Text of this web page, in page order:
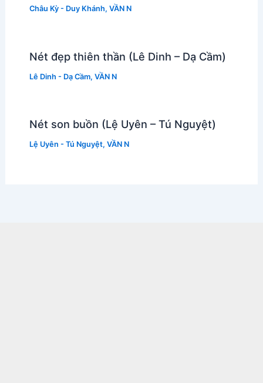
Châu Kỳ - Duy Khánh, VẦN N
Nét đẹp thiên thần (Lê Dinh – Dạ Cầm)
Lê Dinh - Dạ Cầm, VẦN N
Nét son buồn (Lệ Uyên – Tú Nguyệt)
Lệ Uyên - Tú Nguyệt, VẦN N